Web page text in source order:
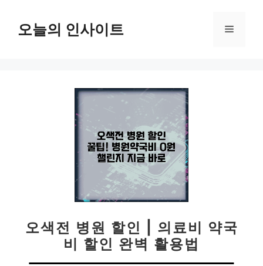
오늘의 인사이트 메
오색전 병원 할인 | 의료비 약국
비 할인 완벽 활용법